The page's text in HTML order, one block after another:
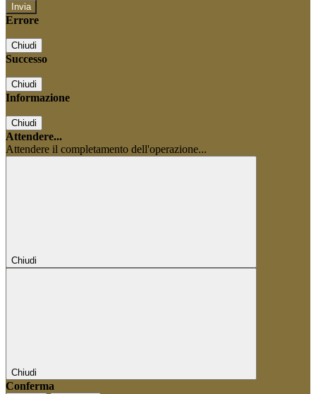
Errore
Chiudi
Successo
Chiudi
Informazione
Chiudi
Attendere...
Attendere il completamento dell'operazione...
Chiudi
Chiudi
Conferma